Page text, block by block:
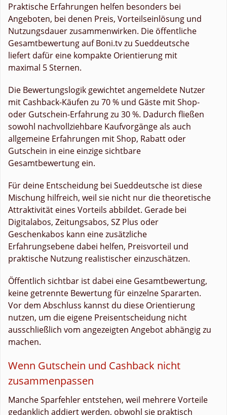
Praktische Erfahrungen helfen besonders bei
Angeboten, bei denen Preis, Vorteilseinlösung und
Nutzungsdauer zusammenwirken. Die öffentliche
Gesamtbewertung auf Boni.tv zu Sueddeutsche
liefert dafür eine kompakte Orientierung mit
maximal 5 Sternen.
Die Bewertungslogik gewichtet angemeldete Nutzer
mit Cashback-Käufen zu 70 % und Gäste mit Shop-
oder Gutschein-Erfahrung zu 30 %. Dadurch fließen
sowohl nachvollziehbare Kaufvorgänge als auch
allgemeine Erfahrungen mit Shop, Rabatt oder
Gutschein in eine einzige sichtbare
Gesamtbewertung ein.
Für deine Entscheidung bei Sueddeutsche ist diese
Mischung hilfreich, weil sie nicht nur die theoretische
Attraktivität eines Vorteils abbildet. Gerade bei
Digitalabos, Zeitungsabos, SZ Plus oder
Geschenkabos kann eine zusätzliche
Erfahrungsebene dabei helfen, Preisvorteil und
praktische Nutzung realistischer einzuschätzen.
Öffentlich sichtbar ist dabei eine Gesamtbewertung,
keine getrennte Bewertung für einzelne Spararten.
Vor dem Abschluss kannst du diese Orientierung
nutzen, um die eigene Preisentscheidung nicht
ausschließlich vom angezeigten Angebot abhängig zu
machen.
Wenn Gutschein und Cashback nicht
zusammenpassen
Manche Sparfehler entstehen, weil mehrere Vorteile
gedanklich addiert werden, obwohl sie praktisch